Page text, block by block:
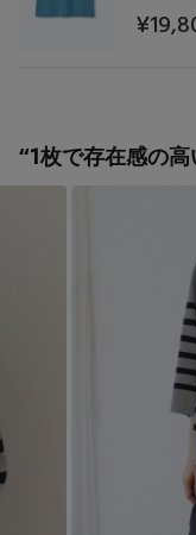
“1枚で存在感の